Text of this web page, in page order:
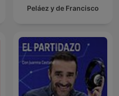
Peláez y de Francisco